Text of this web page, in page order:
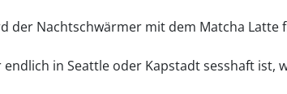
der Nachtschwärmer mit dem Matcha
in Seattle oder Kapstadt sesshaft ist,